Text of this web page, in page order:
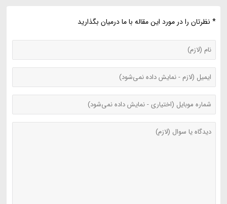
* نظرتان را در مورد این مقاله با ما درمیان بگذارید